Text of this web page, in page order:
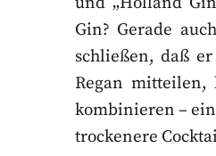
Gin? Gerade
schließen, daß
Regan mitteilen,
kombinieren –
trockenere